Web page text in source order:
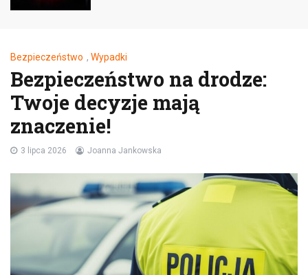
Bezpieczeństwo , Wypadki
Bezpieczeństwo na drodze:
Twoje decyzje mają
znaczenie!
3 lipca 2026 Joanna Jankowska